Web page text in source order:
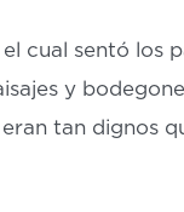
cual sentó los
y
tan dignos